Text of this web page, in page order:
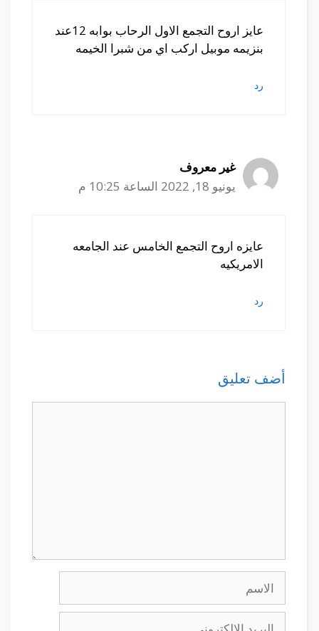
عايز اروح التجمع الاول الرحاب بوابه 12عند
بنزيمه موبيل اركب اي من شبرا الخيمه
رد
غير معروف
يونيو 18, 2022 الساعة 10:25 م
عايزه اروح التجمع الخامس عند الجامعه
الامريكيه
رد
أضف تعليق
الاسم
البريد